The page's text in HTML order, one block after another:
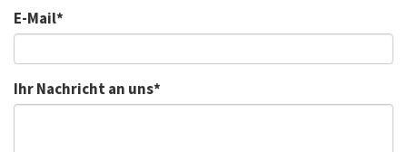
E-Mail*
Ihr Nachricht an uns*